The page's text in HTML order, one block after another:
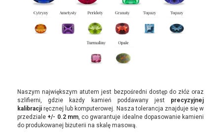
Naszym największym atutem jest bezpośredni dostęp do złóż oraz
szlifierni, gdzie każdy kamień poddawany jest precyzyjnej
kalibracji ręcznej lub komputerowej. Nasza tolerancja znajduje się w
przedziale +/- 0.2 mm, co gwarantuje idealne dopasowanie kamieni
do produkowanej biżuterii na skalę masową.